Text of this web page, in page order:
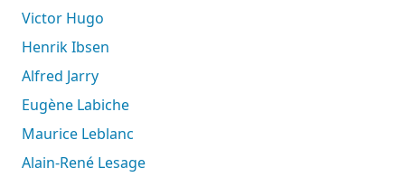
Victor Hugo
Henrik Ibsen
Alfred Jarry
Eugène Labiche
Maurice Leblanc
Alain-René Lesage